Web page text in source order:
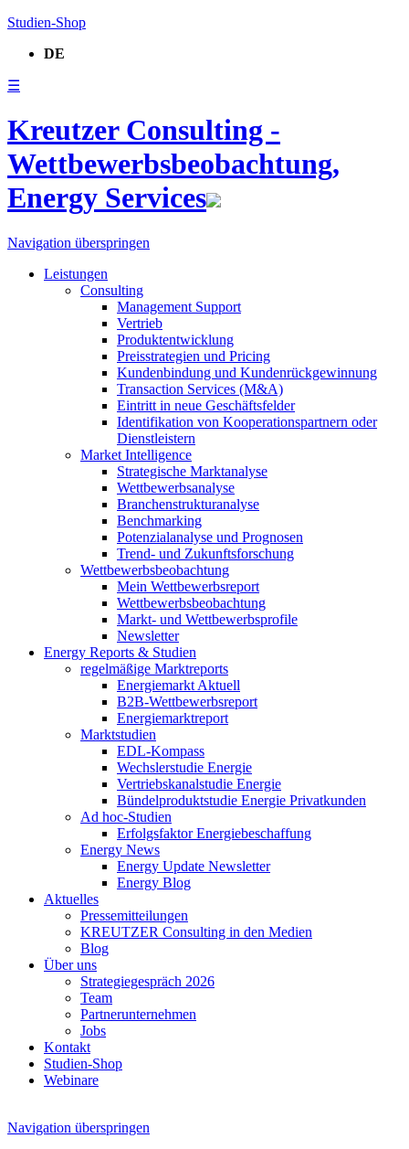
Studien-Shop
DE
☰
Kreutzer Consulting -
Wettbewerbsbeobachtung,
Energy Services
Navigation überspringen
Leistungen
Consulting
Management Support
Vertrieb
Produktentwicklung
Preisstrategien und Pricing
Kundenbindung und Kundenrückgewinnung
Transaction Services (M&A)
Eintritt in neue Geschäftsfelder
Identifikation von Kooperationspartnern oder
Dienstleistern
Market Intelligence
Strategische Marktanalyse
Wettbewerbsanalyse
Branchenstrukturanalyse
Benchmarking
Potenzialanalyse und Prognosen
Trend- und Zukunftsforschung
Wettbewerbs­beobachtung
Mein Wettbewerbsreport
Wettbewerbsbeobachtung
Markt- und Wettbewerbsprofile
Newsletter
Energy Reports & Studien
regelmäßige Marktreports
Energiemarkt Aktuell
B2B-Wettbewerbsreport
Energiemarktreport
Marktstudien
EDL-Kompass
Wechslerstudie Energie
Vertriebskanalstudie Energie
Bündelproduktstudie Energie Privatkunden
Ad hoc-Studien
Erfolgsfaktor Energiebeschaffung
Energy News
Energy Update Newsletter
Energy Blog
Aktuelles
Pressemitteilungen
KREUTZER Consulting in den Medien
Blog
Über uns
Strategiegespräch 2026
Team
Partnerunternehmen
Jobs
Kontakt
Studien-Shop
Webinare
Navigation überspringen